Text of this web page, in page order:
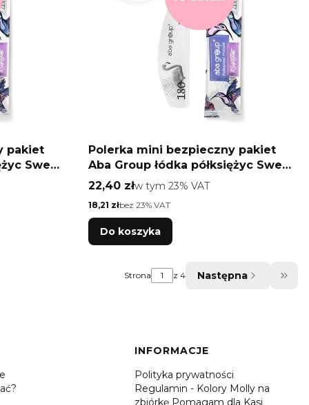
pakiet
Sweet
Polerka mini bezpieczny pakiet
Aba Group łódka półksiężyc Sweet
180/240 10 szt
Cena brutto
22,40 złw tym %s VAT
w tym 23% VAT
Cena netto
18,21 złbez 23% VAT
Do koszyka
Strona z 4 Następna
INFORMACJE
Polityka prywatności
Regulamin - Kolory Molly na
zbiórkę Pomagam dla Kasi